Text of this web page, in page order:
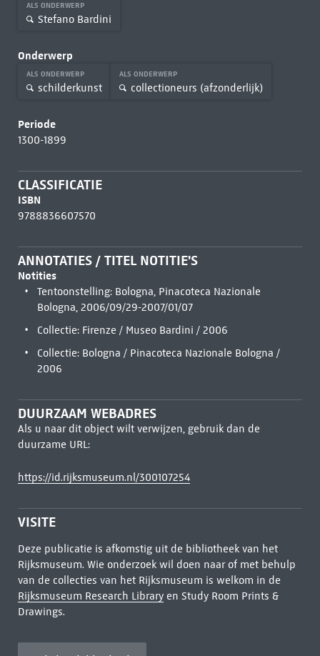
ALS ONDERWERP
Stefano Bardini
Onderwerp
ALS ONDERWERP
schilderkunst
ALS ONDERWERP
collectioneurs (afzonderlijk)
Periode
1300-1899
CLASSIFICATIE
ISBN
9788836607570
ANNOTATIES / TITEL NOTITIE'S
Notities
Tentoonstelling: Bologna, Pinacoteca Nazionale
Bologna, 2006/09/29-2007/01/07
Collectie: Firenze / Museo Bardini / 2006
Collectie: Bologna / Pinacoteca Nazionale Bologna /
2006
DUURZAAM WEBADRES
Als u naar dit object wilt verwijzen, gebruik dan de
duurzame URL:
https://id.rijksmuseum.nl/300107254
VISITE
Deze publicatie is afkomstig uit de bibliotheek van het
Rijksmuseum. Wie onderzoek wil doen naar of met behulp
van de collecties van het Rijksmuseum is welkom in de
Rijksmuseum Research Libraryen Study Room Prints &
Drawings.